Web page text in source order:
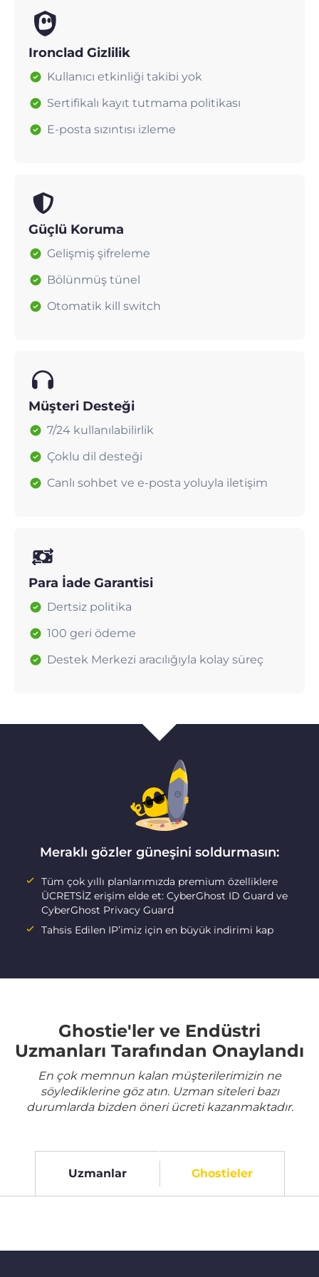
Ironclad Gizlilik
Kullanıcı etkinliği takibi yok
Sertifikalı kayıt tutmama politikası
E-posta sızıntısı izleme
Güçlü Koruma
Gelişmiş şifreleme
Bölünmüş tünel
Otomatik kill switch
Müşteri Desteği
7/24 kullanılabilirlik
Çoklu dil desteği
Canlı sohbet ve e-posta yoluyla iletişim
Para İade Garantisi
Dertsiz politika
100 geri ödeme
Destek Merkezi aracılığıyla kolay süreç
Meraklı gözler güneşini soldurmasın:
Tüm çok yıllı planlarımızda premium özelliklere
ÜCRETSİZ erişim elde et: CyberGhost ID Guard ve
CyberGhost Privacy Guard
Tahsis Edilen IP’imiz için en büyük indirimi kap
Ghostie'ler ve Endüstri
Uzmanları Tarafından Onaylandı
En çok memnun kalan müşterilerimizin ne
söylediklerine göz atın. Uzman siteleri bazı
durumlarda bizden öneri ücreti kazanmaktadır.
Uzmanlar Ghostieler